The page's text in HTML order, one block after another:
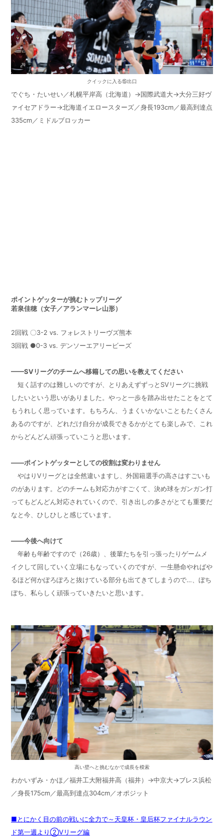
クイックに入る⑮出口
でぐち・たいせい／札幌平岸高（北海道）→国際武道大→大分三好ヴ
ァイセアドラー→北海道イエロースターズ／身長193cm／最高到達点
335cm／ミドルブロッカー
ポイントゲッターが挑むトップリーグ
若泉佳穂（女子／アランマーレ山形）
2回戦 〇3-2 vs. フォレストリーヴズ熊本
3回戦 ●0-3 vs.デンソーエアリービーズ
——SVリーグのチームへ移籍しての思いを教えてください
短く話すのは難しいのですが、とりあえずずっと SVリーグに挑戦
したいという思いがありました。やっと一歩を踏み出せたことをとて
もうれしく思っています。もちろん、うまくいかないこともたくさん
あるのですが、どれだけ自分が成長できるかがとても楽しみで、これ
からどんどん頑張っていこうと思います。
——ポイントゲッターとしての役割は変わりません
やはりVリーグとは全然違いますし、外国籍選手の高さはすごいも
のがあります。どのチームも対応力がすごくて、決め球をガンガン打
ってもどんどん対応されていくので、引き出しの多さがとても重要だ
なと今、ひしひしと感じています。
——今後へ向けて
年齢も年齢ですので（26歳）、後輩たちを引っ張ったりゲームメ
イクして回していく立場にもなっていくのですが、一生懸命やればや
るほど何かぽろぽろと抜けている部分も出てきてしまうので…、ぼち
ぼち、私らしく頑張っていきたいと思います。
高い壁へと挑むなかで成長を模索
わかいずみ・かほ／福井工大附福井高（福井）→中京大→ブレス浜松
／身長175cm／最高到達点304cm／オポジット
■とにかく目の前の戦いに全力で～天皇杯・皇后杯ファイナルラウン
ド第一週より②Vリーグ編